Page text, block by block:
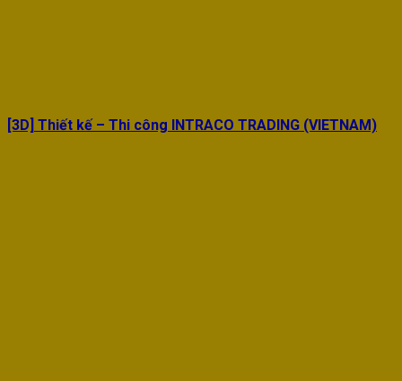
[3D] Thiết kế – Thi công INTRACO TRADING (VIETNAM)